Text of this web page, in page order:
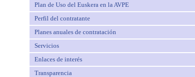
Plan de Uso del Euskera en la AVPE
Perfil del contratante
Planes anuales de contratación
Servicios
Enlaces de interés
Transparencia